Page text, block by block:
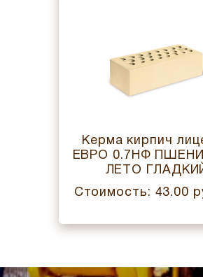
Керма кирпич
ЕВРО 0.7НФ
ЛЕТО
Стоимость: 43.00